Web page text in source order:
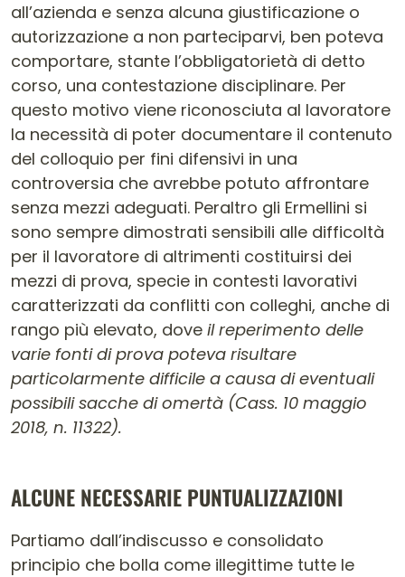
all’azienda e senza alcuna giustificazione o
autorizzazione a non parteciparvi, ben poteva
comportare, stante l’obbligatorietà di detto
corso, una contestazione disciplinare. Per
questo motivo viene riconosciuta al lavoratore
la necessità di poter documentare il contenuto
del colloquio per fini difensivi in una
controversia che avrebbe potuto affrontare
senza mezzi adeguati. Peraltro gli Ermellini si
sono sempre dimostrati sensibili alle difficoltà
per il lavoratore di altrimenti costituirsi dei
mezzi di prova, specie in contesti lavorativi
caratterizzati da conflitti con colleghi, anche di
rango più elevato, dove il reperimento delle
varie fonti di prova poteva risultare
particolarmente difficile a causa di eventuali
possibili sacche di omertà (Cass. 10 maggio
2018, n. 11322).
ALCUNE NECESSARIE PUNTUALIZZAZIONI
Partiamo dall’indiscusso e consolidato
principio che bolla come illegittime tutte le